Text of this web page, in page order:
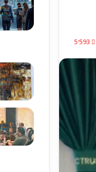
5٬593